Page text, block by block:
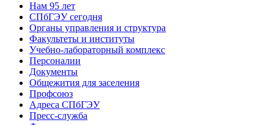
Нам 95 лет
СПбГЭУ сегодня
Органы управления и структура
Факультеты и институты
Учебно-лабораторный комплекс
Персоналии
Документы
Общежития для заселения
Профсоюз
Адреса СПбГЭУ
Пресс-служба